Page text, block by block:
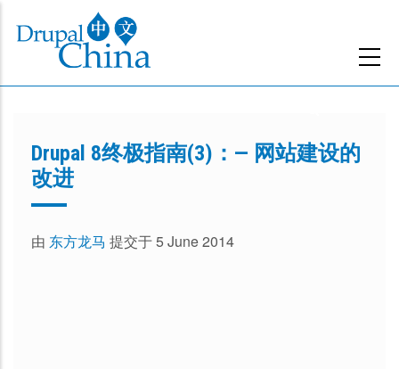
主
Drupal 8终极指南(3)：— 网站建设的
改进
由 东方龙马 提交于 5 June 2014